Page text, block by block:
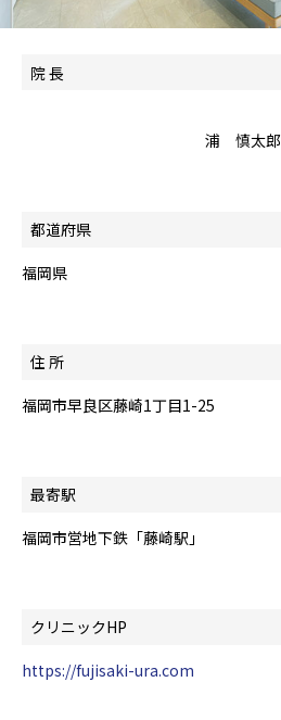
院 長
浦 慎太郎
都道府県
福岡県
住 所
福岡市早良区藤崎1丁目1-25
最寄駅
福岡市営地下鉄「藤崎駅」
クリニックHP
https://fujisaki-ura.com